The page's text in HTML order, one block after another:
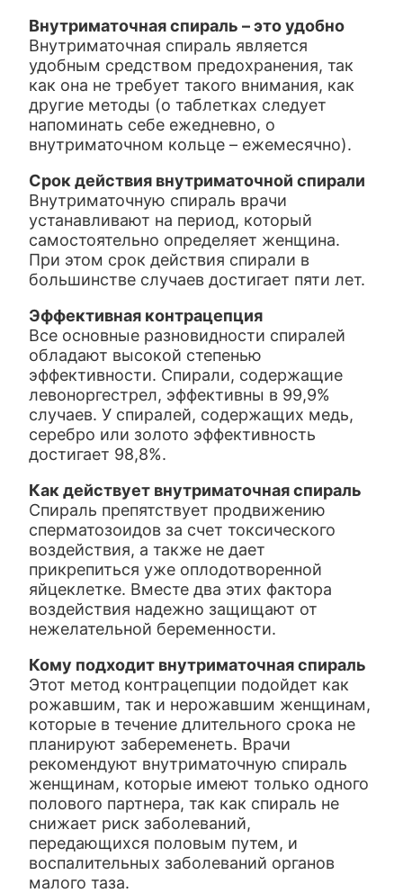
Внутриматочная спираль – это удобно
Внутриматочная спираль является
удобным средством предохранения, так
как она не требует такого внимания, как
другие методы (о таблетках следует
напоминать себе ежедневно, о
внутриматочном кольце – ежемесячно).
Срок действия внутриматочной спирали
Внутриматочную спираль врачи
устанавливают на период, который
самостоятельно определяет женщина.
При этом срок действия спирали в
большинстве случаев достигает пяти лет.
Эффективная контрацепция
Все основные разновидности спиралей
обладают высокой степенью
эффективности. Спирали, содержащие
левоноргестрел, эффективны в 99,9%
случаев. У спиралей, содержащих медь,
серебро или золото эффективность
достигает 98,8%.
Как действует внутриматочная спираль
Спираль препятствует продвижению
сперматозоидов за счет токсического
воздействия, а также не дает
прикрепиться уже оплодотворенной
яйцеклетке. Вместе два этих фактора
воздействия надежно защищают от
нежелательной беременности.
Кому подходит внутриматочная спираль
Этот метод контрацепции подойдет как
рожавшим, так и нерожавшим женщинам,
которые в течение длительного срока не
планируют забеременеть. Врачи
рекомендуют внутриматочную спираль
женщинам, которые имеют только одного
полового партнера, так как спираль не
снижает риск заболеваний,
передающихся половым путем, и
воспалительных заболеваний органов
малого таза.